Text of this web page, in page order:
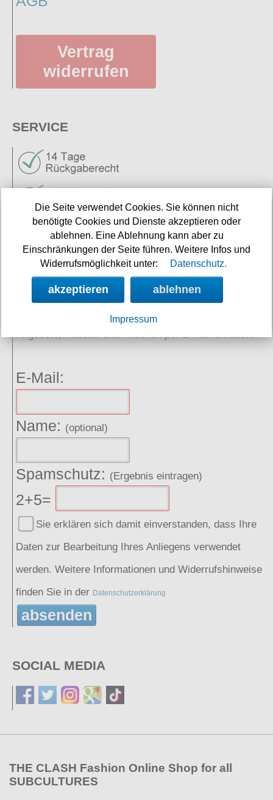
Vertrag
widerrufen
SERVICE
Neuigkeiten
Links
NEWSLETTER
Angebote, Rabatte und Aktionen per E-Mail erhalten.
E-Mail:
Name: (optional)
Spamschutz: (Ergebnis eintragen)
2+5=
Sie erklären sich damit einverstanden, dass Ihre
Daten zur Bearbeitung Ihres Anliegens verwendet
werden. Weitere Informationen und Widerrufshinweise
finden Sie in der Datenschutzerklärung
absenden
SOCIAL MEDIA
THE CLASH Fashion Online Shop for all
SUBCULTURES
Die Seite verwendet Cookies. Sie können nicht
benötigte Cookies und Dienste akzeptieren oder
ablehnen. Eine Ablehnung kann aber zu
Einschränkungen der Seite führen. Weitere Infos und
Widerrufsmöglichkeit unter:
Datenschutz.
akzeptieren ablehnen
Impressum